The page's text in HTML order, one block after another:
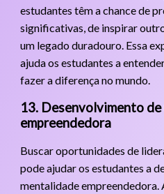
estudantes têm a chance de
significativas, de inspirar
um legado duradouro. Essa
ajuda os estudantes a
fazer a diferença no mundo.
13. Desenvolvimento
empreendedora
Buscar oportunidades de
pode ajudar os estudantes a
mentalidade